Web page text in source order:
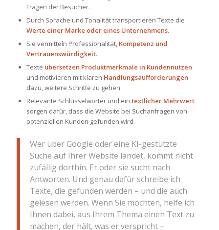
Fragen der Besucher.
Durch Sprache und Tonalität transportieren Texte die
Werte einer Marke oder eines Unternehmens.
Sie vermitteln Professionalität,Kompetenz und
Vertrauenswürdigkeit.
Texte übersetzen Produktmerkmale in Kundennutzen
und motivieren mit klaren Handlungsaufforderungen
dazu, weitere Schritte zu gehen.
Relevante Schlüsselwörter und ein textlicher Mehrwert
sorgen dafür, dass die Website bei Suchanfragen von
potenziellen Kunden gefunden wird.
Wer über Google oder eine KI-gestützte
Suche auf Ihrer Website landet, kommt nicht
zufällig dorthin. Er oder sie sucht nach
Antworten. Und genau dafür schreibe ich
Texte, die gefunden werden – und die auch
gelesen werden. Wenn Sie möchten, helfe ich
Ihnen dabei, aus Ihrem Thema einen Text zu
machen, der hält, was er verspricht –